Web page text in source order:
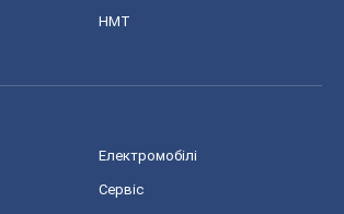
НМТ
Електромобілі
Сервіс